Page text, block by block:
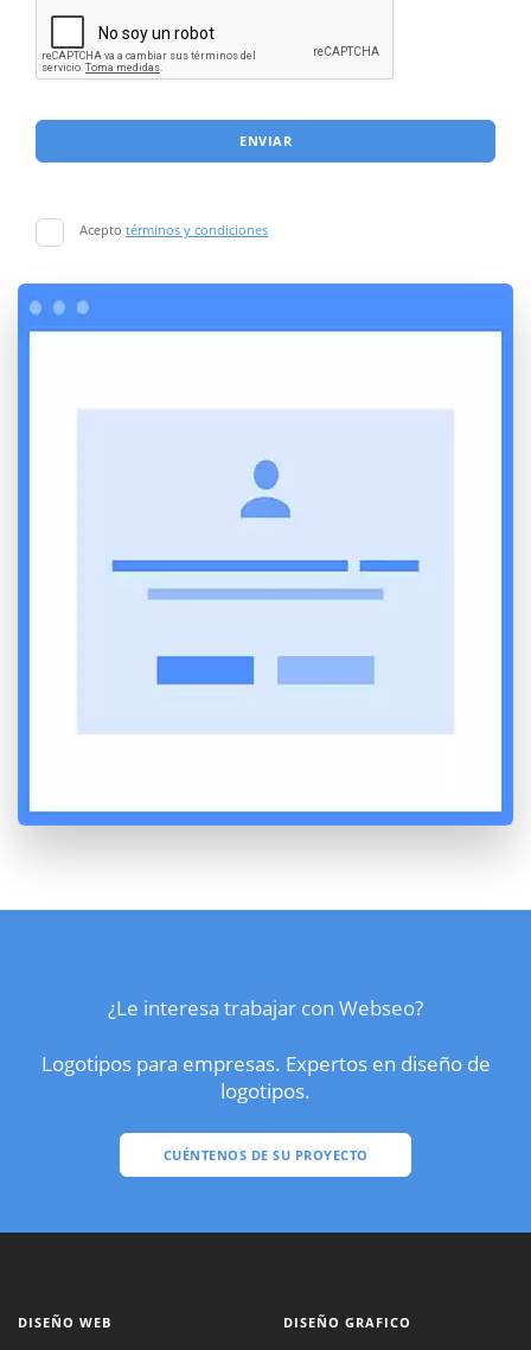
ENVIAR
Acepto términos y condiciones
¿Le interesa trabajar con Webseo?
Logotipos para empresas. Expertos en diseño de
logotipos.
CUÉNTENOS DE SU PROYECTO
DISEÑO WEB DISEÑO GRAFICO